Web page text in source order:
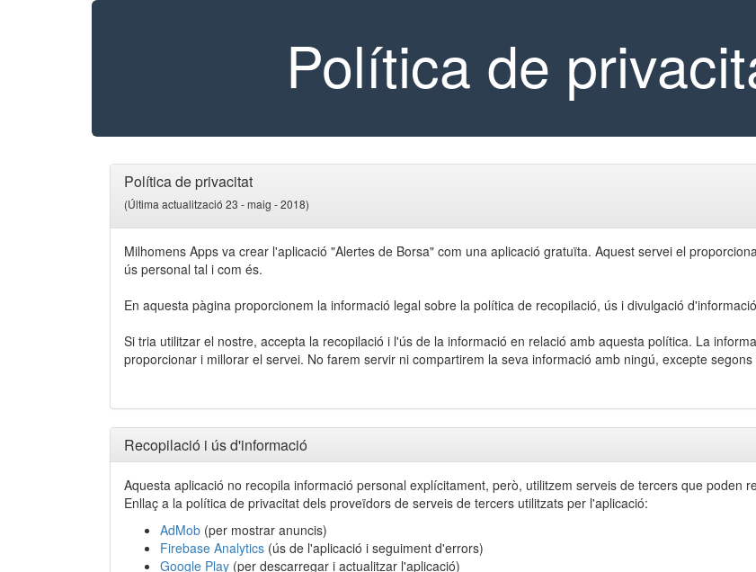
Política de
Política de privacitat
(Última actualització 23 - maig - 2018)
Milhomens Apps va crear l'aplicació "Alertes de Borsa" com una aplicació gratuïta. Aquest servei el
ús personal tal i com és.
En aquesta pàgina proporcionem la informació legal sobre la política de recopilació, ús i divulgació
Si tria utilitzar el nostre, accepta la recopilació i l'ús de la informació en relació amb aquesta política. La
proporcionar i millorar el servei. No farem servir ni compartirem la seva informació amb ningú, excepte
Recopilació i ús d'informació
Aquesta aplicació no recopila informació personal explícitament, però, utilitzem serveis de tercers que poden
Enllaç a la política de privacitat dels proveïdors de serveis de tercers utilitzats per l'aplicació:
AdMob (per mostrar anuncis)
Firebase Analytics (ús de l'aplicació i seguiment d'errors)
Google Play (per descarregar i actualitzar l'aplicació)